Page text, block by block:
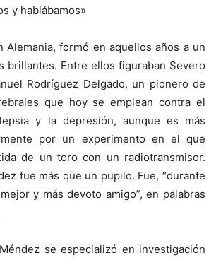
y hablábamos»
Alemania, formó en aquellos años a un
brillantes. Entre ellos figuraban Severo
Rodríguez Delgado, un pionero de
que hoy se emplean contra el
y la depresión, aunque es más
por un experimento en el que
de un toro con un radiotransmisor.
fue más que un pupilo. Fue, “durante
y más devoto amigo”, en palabras
se especializó en investigación